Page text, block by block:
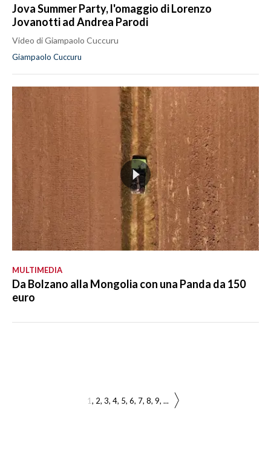
Jova Summer Party, l'omaggio di Lorenzo
Jovanotti ad Andrea Parodi
Video di Giampaolo Cuccuru
Giampaolo Cuccuru
MULTIMEDIA
Da Bolzano alla Mongolia con una Panda da 150
euro
1 2 3 4 5 6 7 8 9 ...